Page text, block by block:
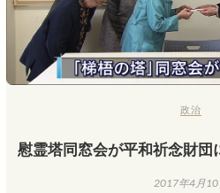
政治
慰霊塔同窓会が平和祈念財
2017年4月10